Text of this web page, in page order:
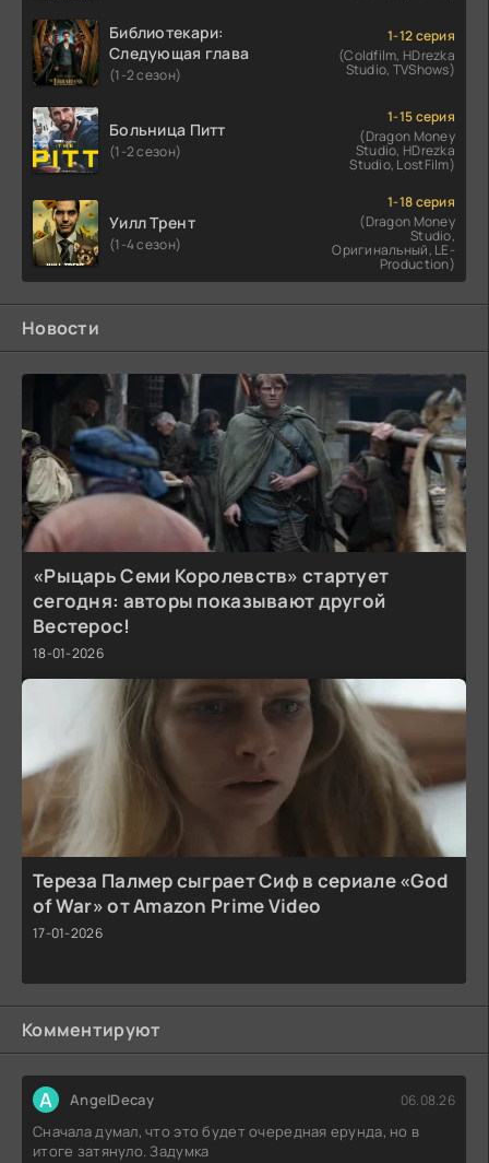
Библиотекари:
Следующая глава
(1-2 сезон)
1-12 серия
(Coldfilm, HDrezka
Studio, TVShows)
Больница Питт
(1-2 сезон)
1-15 серия
(Dragon Money
Studio, HDrezka
Studio, LostFilm)
Уилл Трент
(1-4 сезон)
1-18 серия
(Dragon Money
Studio,
Оригинальный, LE-
Production)
Новости
«Рыцарь Семи Королевств» стартует
сегодня: авторы показывают другой
Вестерос!
18-01-2026
Тереза Палмер сыграет Сиф в сериале «God
of War» от Amazon Prime Video
17-01-2026
Комментируют
A AngelDecay 06.08.26
Сначала думал, что это будет очередная ерунда, но в
итоге затянуло. Задумка